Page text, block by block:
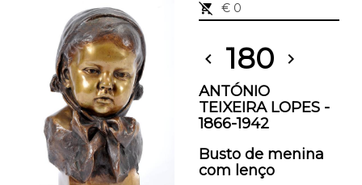
remove_shopping_cart
€ 0
chevron_left 180 chevron_right
ANTÓNIO
TEIXEIRA LOPES -
1866-1942
Busto de menina
com lenço